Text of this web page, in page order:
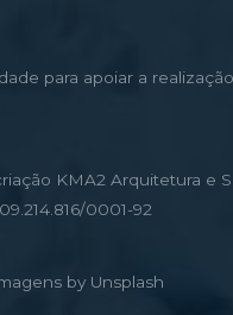
para apoiar a
KMA2 Arquitetura e
0001-92
by Unsplash